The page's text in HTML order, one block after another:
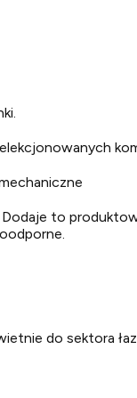
Dodaje to
do sektora